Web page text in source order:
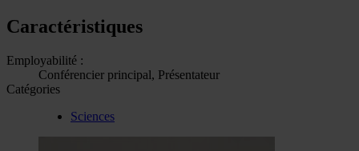
Caractéristiques
Employabilité :
Conférencier principal, Présentateur
Catégories
Sciences